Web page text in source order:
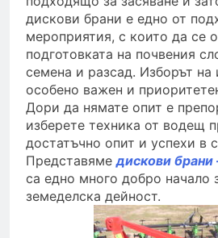
дискови брани е едно от
мероприятия, с които да се
подготовката на почвения
семена и разсад. Изборът на
особено важен и
Дори да нямате опит е
изберете техника от водещ
достатъчно опит и успехи в
Представямедискови брани
са едно много добро начало
земеделска дейност.